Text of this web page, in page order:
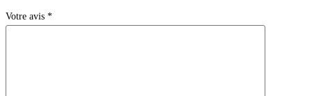
Votre avis *